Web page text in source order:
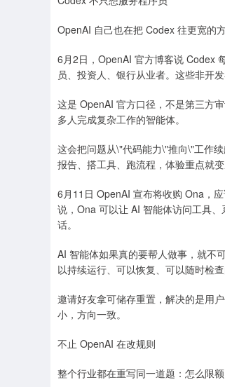
OpenAI 自己也在把 Codex 往更宽的方
6月2日，OpenAI 官方博客说 Codex
员、投资人、银行从业者。这些非开
这是 OpenAI 官方口径，不是第三方
多人完成复杂工作的智能体。
这会把问题从\"代码能力\"推向\"工作
报告、搭工具、跑流程，体验重点就
6月11日 OpenAI 宣布将收购 Ona，
说，Ona 可以让 AI 智能体访问工具
话。
AI 智能体如果真的要帮人做事，就不
以持续运行、可以恢复、可以随时检查
邀请好友拿可储存重置，解决的是用
小，方向一致。
不止 OpenAI 在改规则
整个行业都在重写同一道题：怎么限